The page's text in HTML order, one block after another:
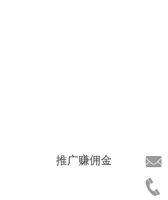
推广赚佣金